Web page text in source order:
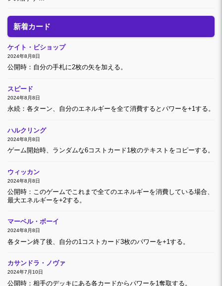
新着カード
ケイト・ビショップ
2024年8月8日
公開時：自分の手札に2枚の矢を加える。
スピード
2024年8月8日
永続：各ターン、自分のエネルギーを全て消費するとパワーを+1する。
ハルクリング
2024年8月8日
ゲーム開始時、ランダムな6コストカード1枚のテキストをコピーする。
ウィッカン
2024年8月8日
公開時：このゲームでこれまで全てのエネルギーを消費している場合、
最大エネルギーを+2する。
マーベル・ボーイ
2024年8月8日
各ターン終了後、自分の1コストカード3枚のパワーを+1する。
カサンドラ・ノヴァ
2024年7月10日
公開時：相手のデッキにある各カードからパワーを1奪取する。